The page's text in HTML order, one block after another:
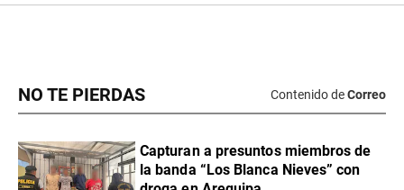
NO TE PIERDAS Contenido deCorreo
Capturan a presuntos miembros de
la banda “Los Blanca Nieves” con